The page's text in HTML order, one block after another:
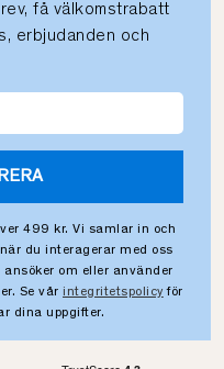
få välkomstrabatt
erbjudanden och
499 kr. Vi samlar in och
du interagerar med oss
om eller använder
Se vår integritetspolicy för
dina uppgifter.